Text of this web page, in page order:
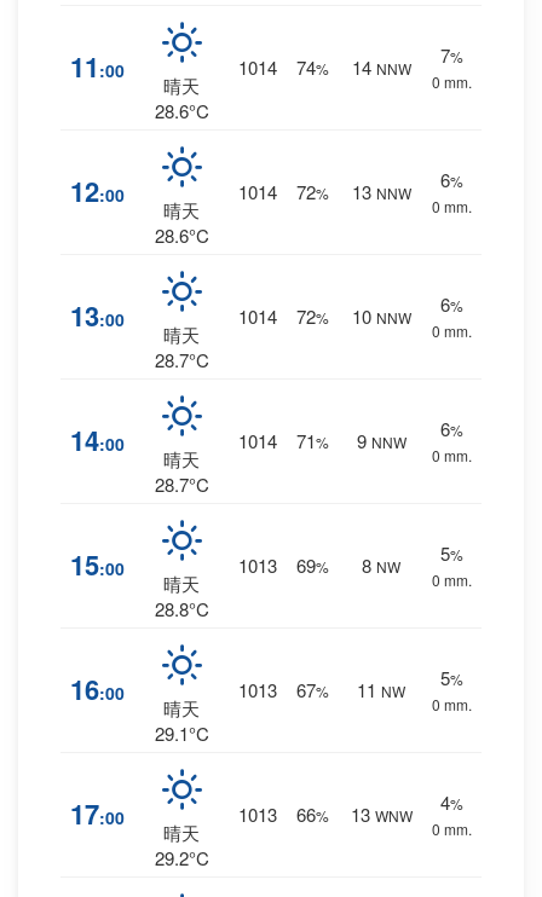
11 :00
晴天
28.6°C
1014 74% 14 NNW
7%
0 mm.
12:00
晴天
28.6°C
1014 72% 13 NNW
6%
0 mm.
13:00
晴天
28.7°C
1014 72% 10 NNW
6%
0 mm.
14:00
晴天
28.7°C
1014 71% 9 NNW
6%
0 mm.
15:00
晴天
28.8°C
1013 69% 8 NW
5%
0 mm.
16:00
晴天
29.1°C
1013 67% 11 NW
5%
0 mm.
17:00
晴天
29.2°C
1013 66% 13 WNW
4%
0 mm.